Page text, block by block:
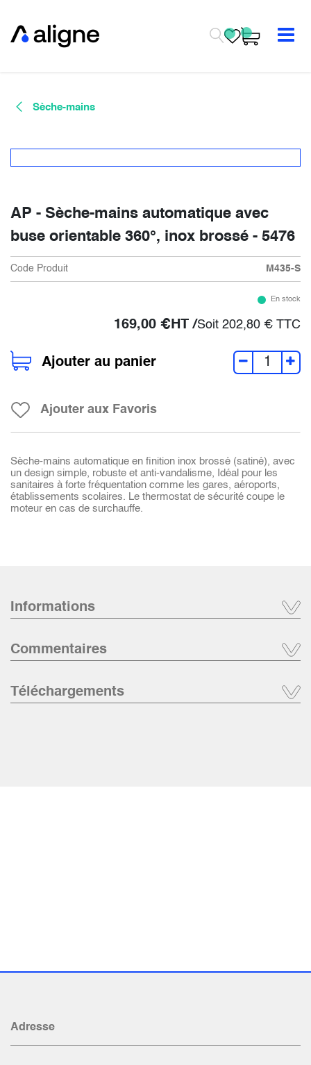
Sèche-mains
AP - Sèche-mains automatique avec
buse orientable 360°, inox brossé - 5476
Code Produit M435-S
En stock
169,00 €HT /Soit 202,80 € TTC
Ajouter au panier
Ajouter aux Favoris
Sèche-mains automatique en finition inox brossé (satiné), avec
un design simple, robuste et anti-vandalisme, Idéal pour les
sanitaires à forte fréquentation comme les gares, aéroports,
établissements scolaires. Le thermostat de sécurité coupe le
moteur en cas de surchauffe.
Informations
Commentaires
Téléchargements
Adresse